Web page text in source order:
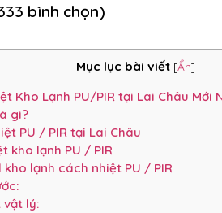
bình chọn)
Mục lục bài viết [Ẩn]
Kho Lạnh PU/PIR tại Lai Châu Mới
gì?
PU / PIR tại Lai Châu
kho lạnh PU / PIR
lạnh cách nhiệt PU / PIR
vật lý: